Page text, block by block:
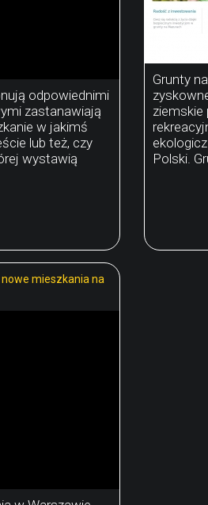
odpowiednimi
zastanawiają
w jakimś
lub też, czy
wystawią
Grunty
ziemskie
Polski.
mieszkania na